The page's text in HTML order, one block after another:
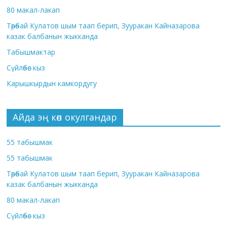
80 макал-лакап
Төрөбай Кулатов шым таап берип, Зууракан Кайназарова
казак балбанын жыкканда
Табышмактар
Сүйлөбөс кыз
Карышкырдын камкордугу
Айда эң көп окулгандар
55 табышмак
55 табышмак
Төрөбай Кулатов шым таап берип, Зууракан Кайназарова
казак балбанын жыкканда
80 макал-лакап
Сүйлөбөс кыз